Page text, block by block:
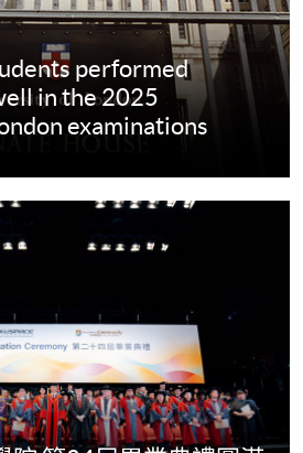
performed
in the 2025
examinations